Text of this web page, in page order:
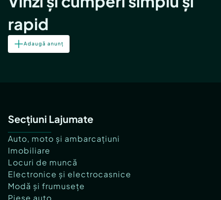
rapid
Adaugă anunț
Secțiuni Lajumate
Auto, moto și ambarcațiuni
Imobiliare
Locuri de muncă
Electronice și electrocasnice
Modă și frumusețe
Piese auto